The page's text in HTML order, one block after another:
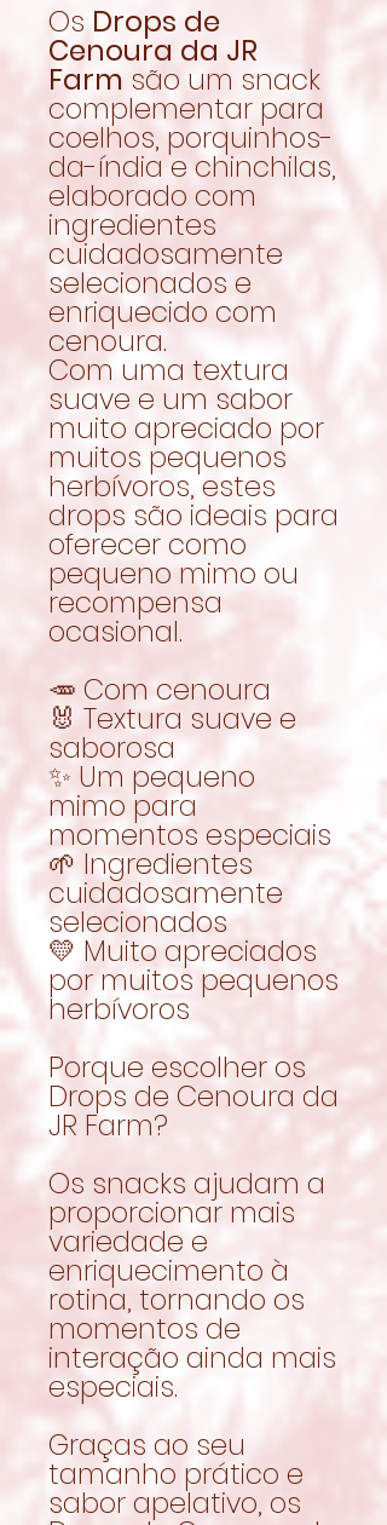
Os Drops de
Cenoura da JR
Farm são um snack
complementar para
coelhos, porquinhos-
da-índia e chinchilas,
elaborado com
ingredientes
cuidadosamente
selecionados e
enriquecido com
cenoura.
Com uma textura
suave e um sabor
muito apreciado por
muitos pequenos
herbívoros, estes
drops são ideais para
oferecer como
pequeno mimo ou
recompensa
ocasional.
🥕 Com cenoura
🐰 Textura suave e
saborosa
✨ Um pequeno
mimo para
momentos especiais
🌱 Ingredientes
cuidadosamente
selecionados
💛 Muito apreciados
por muitos pequenos
herbívoros
Porque escolher os
Drops de Cenoura da
JR Farm?
Os snacks ajudam a
proporcionar mais
variedade e
enriquecimento à
rotina, tornando os
momentos de
interação ainda mais
especiais.
Graças ao seu
tamanho prático e
sabor apelativo, os